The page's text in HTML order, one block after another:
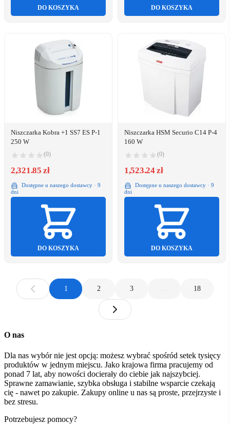
DO KOSZYKA DO KOSZYKA
Niszczarka Kobra +1 SS7 ES P-1
250 W
(0)
2,321.85 zł
Dostępne u naszego dostawcy · 9
dni
DO KOSZYKA
Niszczarka HSM Securio C14 P-4
160 W
(0)
1,523.24 zł
Dostępne u naszego dostawcy · 9
dni
DO KOSZYKA
1 2 3 … 18
O nas
Dla nas wybór nie jest opcją: możesz wybrać spośród setek tysięcy
produktów w jednym miejscu. Jako krajowa firma pracujemy od
ponad 7 lat, aby nowości docierały do ciebie jak najszybciej.
Sprawne zamawianie, szybka obsługa i stabilne wsparcie czekają
cię - nawet po zakupie. Zakupy online u nas są proste, przejrzyste i
bez stresu.
Potrzebujesz pomocy?